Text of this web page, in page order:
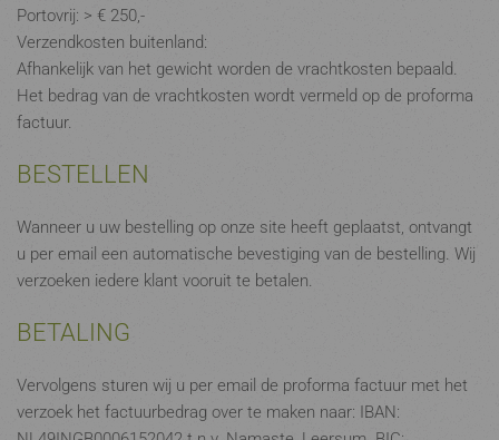
Portovrij: > € 250,-
Verzendkosten buitenland:
Afhankelijk van het gewicht worden de vrachtkosten bepaald.
Het bedrag van de vrachtkosten wordt vermeld op de proforma
factuur.
BESTELLEN
Wanneer u uw bestelling op onze site heeft geplaatst, ontvangt
u per email een automatische bevestiging van de bestelling. Wij
verzoeken iedere klant vooruit te betalen.
BETALING
Vervolgens sturen wij u per email de proforma factuur met het
verzoek het factuurbedrag over te maken naar: IBAN: